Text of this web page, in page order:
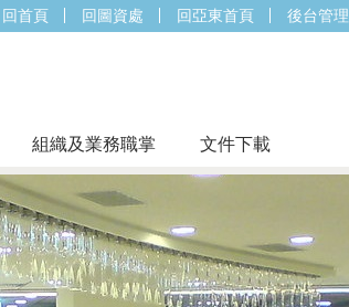
回首頁 回圖資處 回亞東首頁 後台管理
組織及業務職掌 文件下載